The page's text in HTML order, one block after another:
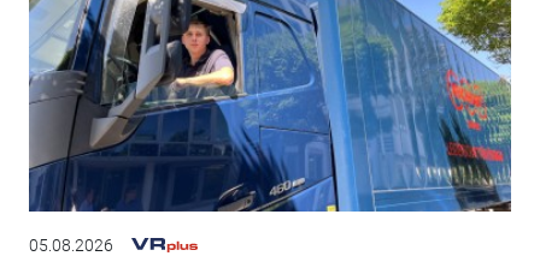
05.08.2026